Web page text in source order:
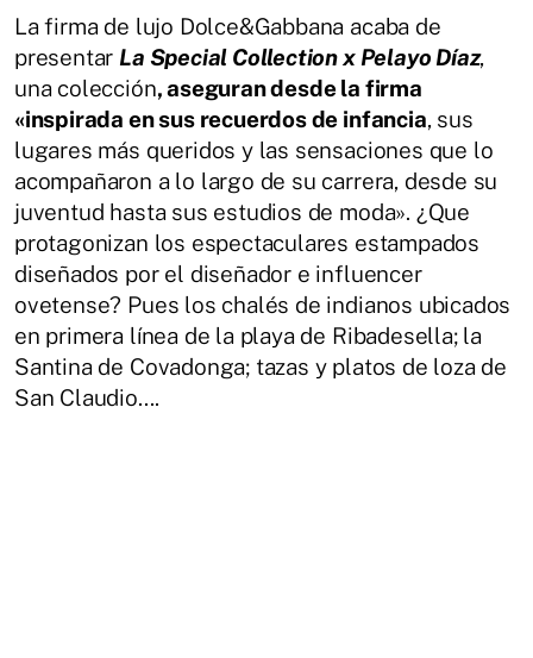
La firma de lujo Dolce&Gabbana acaba de
presentar La Special Collection x Pelayo Díaz,
una colección, aseguran desde la firma
«inspirada en sus recuerdos de infancia, sus
lugares más queridos y las sensaciones que lo
acompañaron a lo largo de su carrera, desde su
juventud hasta sus estudios de moda». ¿Que
protagonizan los espectaculares estampados
diseñados por el diseñador e influencer
ovetense? Pues los chalés de indianos ubicados
en primera línea de la playa de Ribadesella; la
Santina de Covadonga; tazas y platos de loza de
San Claudio....